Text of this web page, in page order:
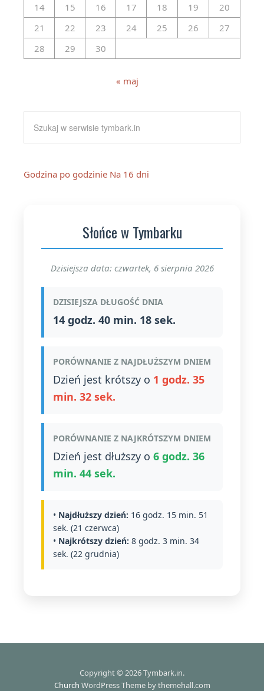
14
15 16 17 18 19
20
21
22 23 24 25 26
27
28
29 30
« maj
Godzina po godzinie Na 16 dni
Słońce w Tymbarku
Dzisiejsza data: czwartek, 6 sierpnia 2026
DZISIEJSZA DŁUGOŚĆ DNIA
14 godz. 40 min. 18 sek.
PORÓWNANIE Z NAJDŁUŻSZYM DNIEM
Dzień jest krótszy o 1 godz. 35
min. 32 sek.
PORÓWNANIE Z NAJKRÓTSZYM DNIEM
Dzień jest dłuższy o 6 godz. 36
min. 44 sek.
• Najdłuższy dzień: 16 godz. 15 min. 51
sek. (21 czerwca)
• Najkrótszy dzień: 8 godz. 3 min. 34
sek. (22 grudnia)
Copyright © 2026 Tymbark.in.
Church WordPress Theme by themehall.com